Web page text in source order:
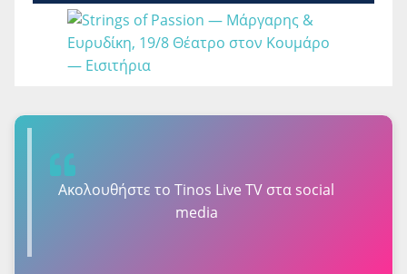
Ακολουθήστε τo Tinos Live TV στα social
media